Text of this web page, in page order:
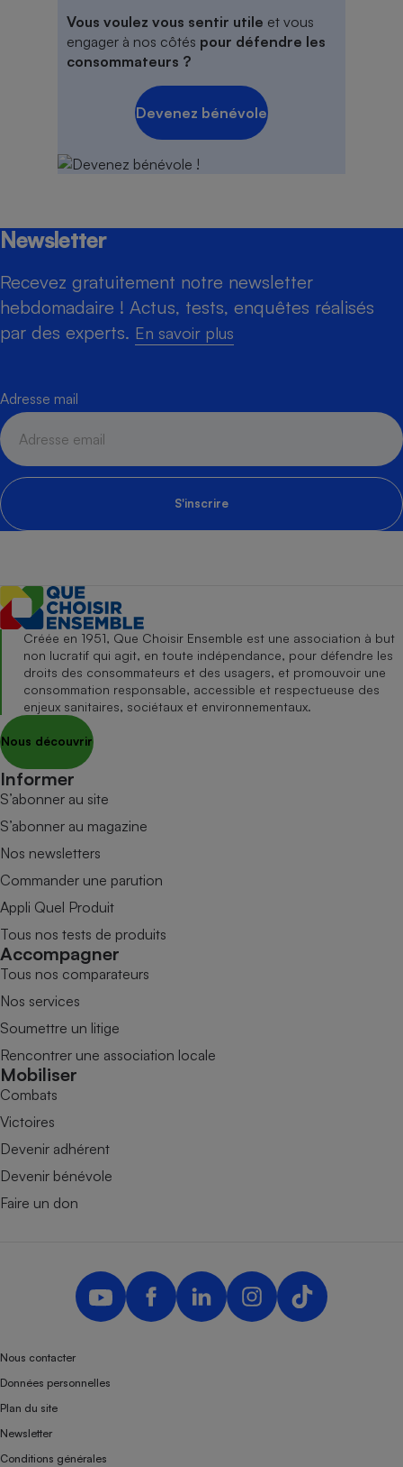
Vous voulez vous sentir utile et vous
engager à nos côtés pour défendre les
consommateurs ?
Devenez bénévole
Newsletter
Recevez gratuitement notre newsletter
hebdomadaire ! Actus, tests, enquêtes réalisés
par des experts. En savoir plus
Adresse mail
S'inscrire
Créée en 1951, Que Choisir Ensemble est une association à but
non lucratif qui agit, en toute indépendance, pour défendre les
droits des consommateurs et des usagers, et promouvoir une
consommation responsable, accessible et respectueuse des
enjeux sanitaires, sociétaux et environnementaux.
Nous découvrir
Informer
S’abonner au site
S’abonner au magazine
Nos newsletters
Commander une parution
Appli Quel Produit
Tous nos tests de produits
Accompagner
Tous nos comparateurs
Nos services
Soumettre un litige
Rencontrer une association locale
Mobiliser
Combats
Victoires
Devenir adhérent
Devenir bénévole
Faire un don
Nous contacter
Données personnelles
Plan du site
Newsletter
Conditions générales